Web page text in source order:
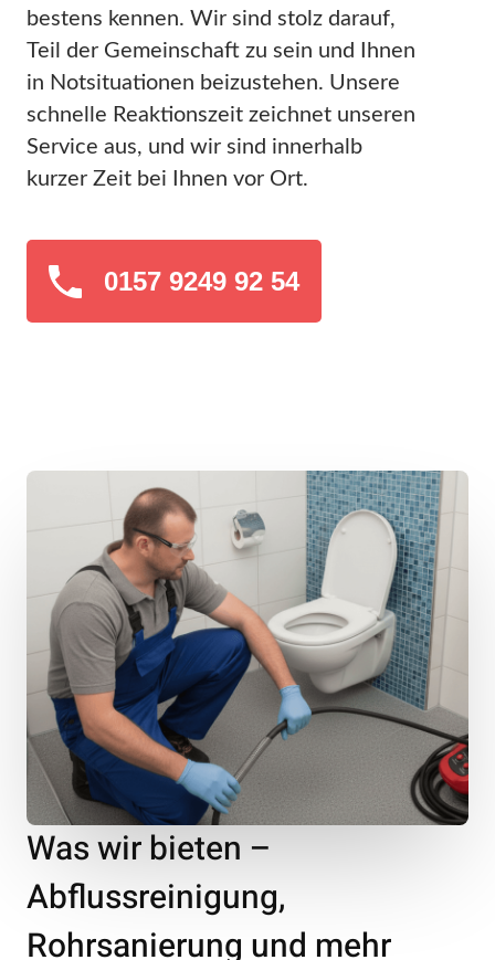
bestens kennen. Wir sind stolz darauf,
Teil der Gemeinschaft zu sein und Ihnen
in Notsituationen beizustehen. Unsere
schnelle Reaktionszeit zeichnet unseren
Service aus, und wir sind innerhalb
kurzer Zeit bei Ihnen vor Ort.
0157 9249 92 54
Was wir bieten –
Abflussreinigung,
Rohrsanierung und mehr